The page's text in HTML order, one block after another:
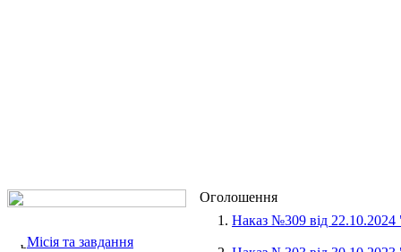
Місія та завдання
Оголошення
1. Наказ №309 від